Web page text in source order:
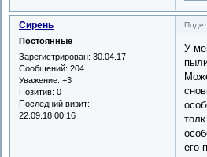
Сирень
Постоянные
Зарегистрирован: 30.04.17
Сообщений: 204
Уважение: +3
Позитив: 0
Последний визит:
22.09.18 00:16
У
его